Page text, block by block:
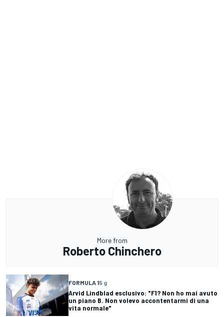
More from
Roberto Chinchero
FORMULA 15 g
Arvid Lindblad esclusivo: "F1? Non ho mai avuto
un piano B. Non volevo accontentarmi di una
vita normale"